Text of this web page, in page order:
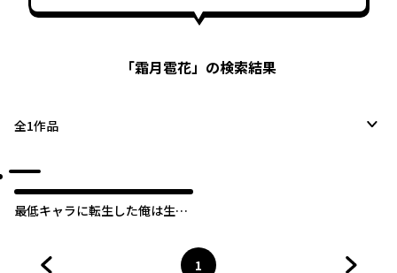
「霜月雹花」の検索結果
全1作品
最低キャラに転生した俺は生き
1